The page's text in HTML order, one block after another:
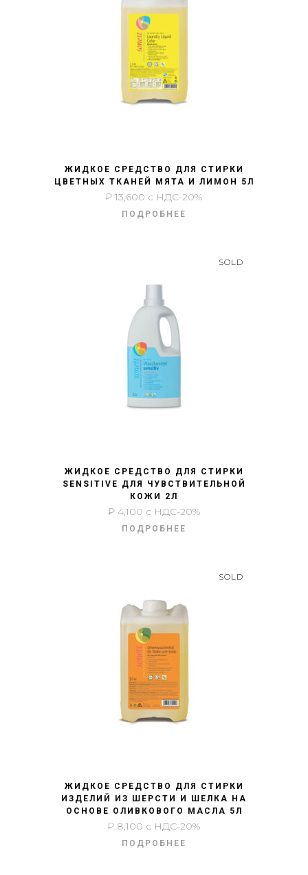
ЖИДКОЕ СРЕДСТВО ДЛЯ СТИРКИ
ЦВЕТНЫХ ТКАНЕЙ МЯТА И ЛИМОН 5Л
₽ 13,600 с НДС-20%
ПОДРОБНЕЕ
SOLD
ЖИДКОЕ СРЕДСТВО ДЛЯ СТИРКИ
SENSITIVE ДЛЯ ЧУВСТВИТЕЛЬНОЙ
КОЖИ 2Л
₽4,100 с НДС-20%
ПОДРОБНЕЕ
SOLD
ЖИДКОЕ СРЕДСТВО ДЛЯ СТИРКИ
ИЗДЕЛИЙ ИЗ ШЕРСТИ И ШЕЛКА НА
ОСНОВЕ ОЛИВКОВОГО МАСЛА 5Л
₽ 8,100 с НДС-20%
ПОДРОБНЕЕ